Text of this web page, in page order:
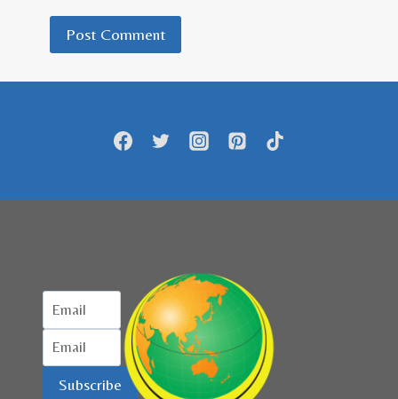
Subscribe